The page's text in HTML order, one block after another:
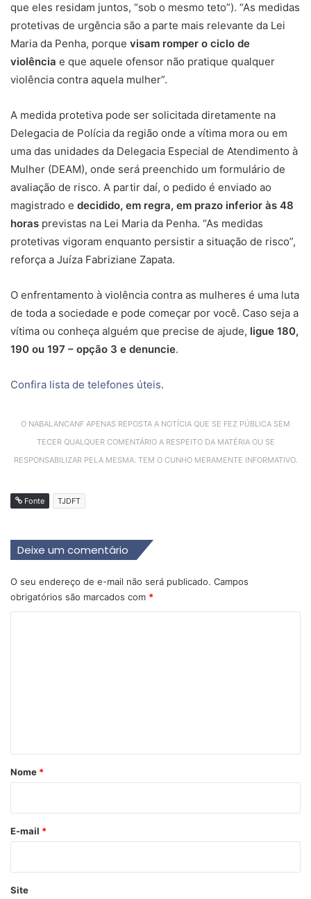
que eles residam juntos, “sob o mesmo teto”). “As medidas
protetivas de urgência são a parte mais relevante da Lei
Maria da Penha, porque visam romper o ciclo de
violência e que aquele ofensor não pratique qualquer
violência contra aquela mulher”.
A medida protetiva pode ser solicitada diretamente na
Delegacia de Polícia da região onde a vítima mora ou em
uma das unidades da Delegacia Especial de Atendimento à
Mulher (DEAM), onde será preenchido um formulário de
avaliação de risco. A partir daí, o pedido é enviado ao
magistrado e decidido, em regra, em prazo inferior às 48
horas previstas na Lei Maria da Penha. “As medidas
protetivas vigoram enquanto persistir a situação de risco”,
reforça a Juíza Fabriziane Zapata.
O enfrentamento à violência contra as mulheres é uma luta
de toda a sociedade e pode começar por você. Caso seja a
vítima ou conheça alguém que precise de ajude, ligue 180,
190 ou 197 – opção 3 e denuncie.
Confira lista de telefones úteis.
O NABALANCANF APENAS REPOSTA A NOTÍCIA QUE SE FEZ PÚBLICA SEM
TECER QUALQUER COMENTÁRIO A RESPEITO DA MATÉRIA OU SE
RESPONSABILIZAR PELA MESMA. TEM O CUNHO MERAMENTE INFORMATIVO.
Fonte TJDFT
Deixe um comentário
O seu endereço de e-mail não será publicado. Campos
obrigatórios são marcados com *
r
*
Nome *
E-mail *
Site